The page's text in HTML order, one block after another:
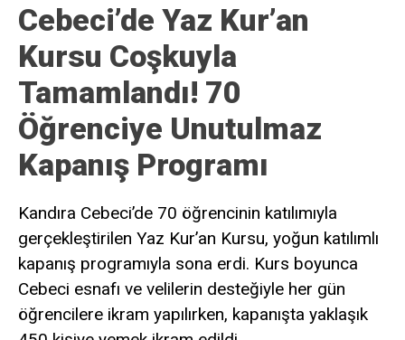
Cebeci’de Yaz Kur’an
Kursu Coşkuyla
Tamamlandı! 70
Öğrenciye Unutulmaz
Kapanış Programı
Kandıra Cebeci’de 70 öğrencinin katılımıyla
gerçekleştirilen Yaz Kur’an Kursu, yoğun katılımlı
kapanış programıyla sona erdi. Kurs boyunca
Cebeci esnafı ve velilerin desteğiyle her gün
öğrencilere ikram yapılırken, kapanışta yaklaşık